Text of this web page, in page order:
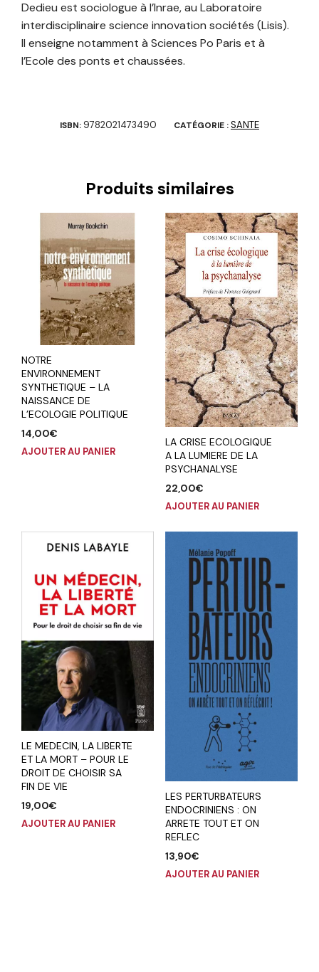
Dedieu est sociologue à l’Inrae, au Laboratoire
interdisciplinaire science innovation sociétés (Lisis).
Il enseigne notamment à Sciences Po Paris et à
l’Ecole des ponts et chaussées.
ISBN: 9782021473490 CATÉGORIE :SANTE
Produits similaires
NOTRE
ENVIRONNEMENT
SYNTHETIQUE – LA
NAISSANCE DE
L’ECOLOGIE POLITIQUE
14,00€
AJOUTER AU PANIER
LA CRISE ECOLOGIQUE
A LA LUMIERE DE LA
PSYCHANALYSE
22,00€
AJOUTER AU PANIER
LE MEDECIN, LA LIBERTE
ET LA MORT – POUR LE
DROIT DE CHOISIR SA
FIN DE VIE
19,00€
AJOUTER AU PANIER
LES PERTURBATEURS
ENDOCRINIENS : ON
ARRETE TOUT ET ON
REFLEC
13,90€
AJOUTER AU PANIER